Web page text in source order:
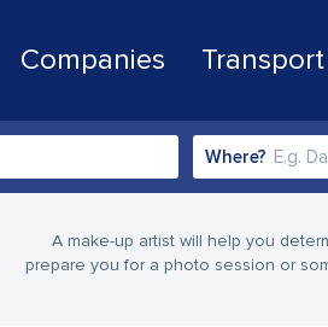
Companies Transport
Where?
A make-up artist will help you
prepare you for a photo session or